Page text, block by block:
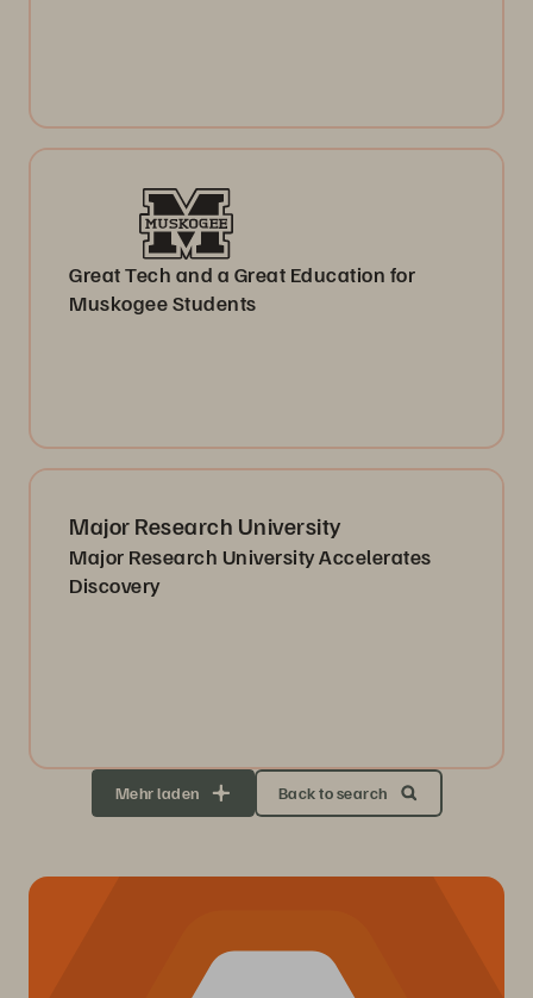
Great Tech and a Great Education for
Muskogee Students
Major Research University
Major Research University Accelerates
Discovery
Mehr laden Back to search